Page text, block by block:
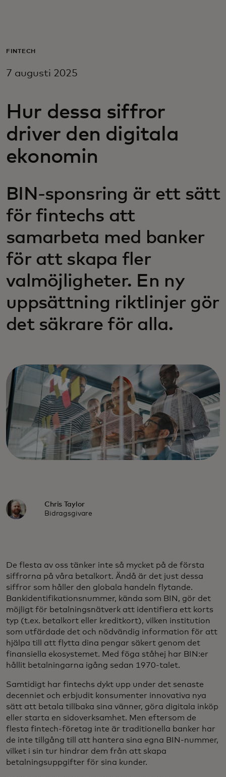
För företag
För innovatörer
Nyheter och trender
FINTECH
7 augusti 2025
Hur dessa siffror
driver den digitala
ekonomin
BIN-sponsring är ett sätt
för fintechs att
samarbeta med banker
för att skapa fler
valmöjligheter. En ny
uppsättning riktlinjer gör
det säkrare för alla.
Chris Taylor
Bidragsgivare
De flesta av oss tänker inte så mycket på de första
siffrorna på våra betalkort. Ändå är det just dessa
siffror som håller den globala handeln flytande.
Bankidentifikationsnummer, kända som BIN, gör det
möjligt för betalningsnätverk att identifiera ett korts
typ (t.ex. betalkort eller kreditkort), vilken institution
som utfärdade det och nödvändig information för att
hjälpa till att flytta dina pengar säkert genom det
finansiella ekosystemet. Med föga ståhej har BIN:er
hållit betalningarna igång sedan 1970-talet.
Samtidigt har fintechs dykt upp under det senaste
decenniet och erbjudit konsumenter innovativa nya
sätt att betala tillbaka sina vänner, göra digitala inköp
eller starta en sidoverksamhet. Men eftersom de
flesta fintech-företag inte är traditionella banker har
de inte tillgång till att hantera sina egna BIN-nummer,
vilket i sin tur hindrar dem från att skapa
betalningsuppgifter för sina kunder.